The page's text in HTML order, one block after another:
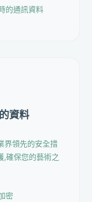
的通訊資料
資料
界領先的安全措
,確保您的藝術之
密